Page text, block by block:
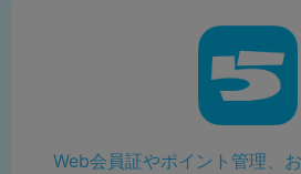
Web会員証やポイント管理、